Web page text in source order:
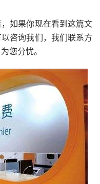
如果你现在看到这篇文
咨询我们，我们联系方
您分忧。